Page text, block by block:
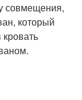
совмещения,
который